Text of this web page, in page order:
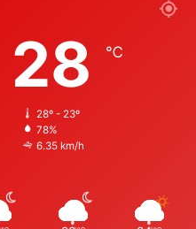
28 ℃
28º - 23º
78%
6.35 km/h